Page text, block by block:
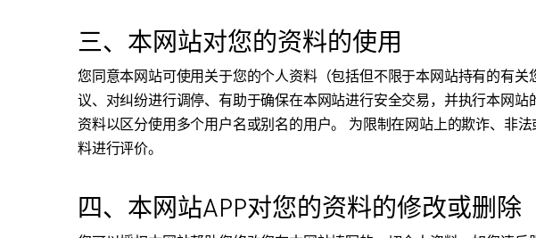
三、本网站对您的资料的使用
您同意本网站可使用关于您的个人资料（包括但不限于本网站持有的有
议、对纠纷进行调停、有助于确保在本网站进行安全交易，并执行本网
资料以区分使用多个用户名或别名的用户。 为限制在网站上的欺诈、非
料进行评价。
四、本网站APP对您的资料的修改或删除